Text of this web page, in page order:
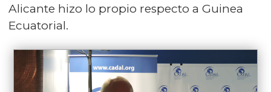
Alicante hizo lo propio respecto a Guinea
Ecuatorial.